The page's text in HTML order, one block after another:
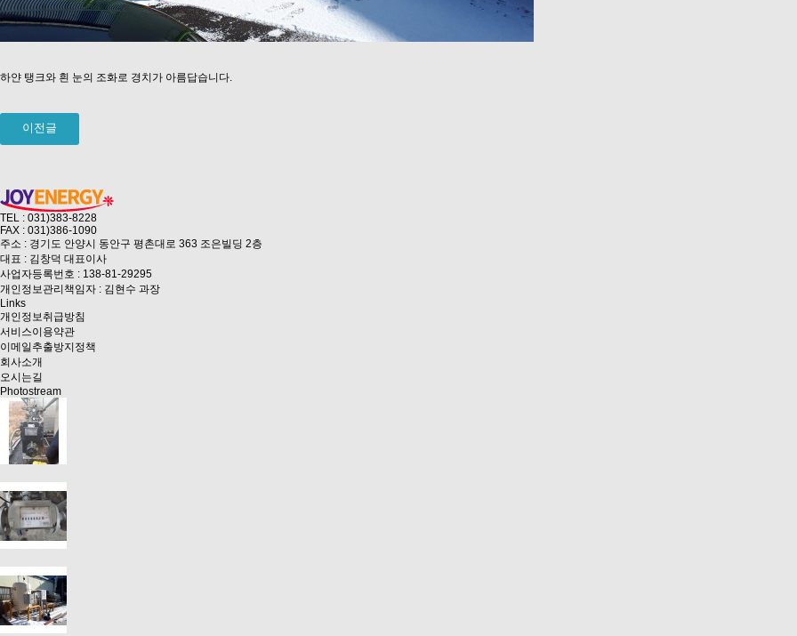
하얀 탱크와 흰 눈의 조화로 경치가 아름답습니다.
이전글
TEL : 031)383-8228
FAX : 031)386-1090
주소 : 경기도 안양시 동안구 평촌대로 363 조은빌딩 2층
대표 : 김창덕 대표이사
사업자등록번호 : 138-81-29295
개인정보관리책임자 : 김현수 과장
Links
개인정보취급방침
서비스이용약관
이메일추출방지정책
회사소개
오시는길
Photostream